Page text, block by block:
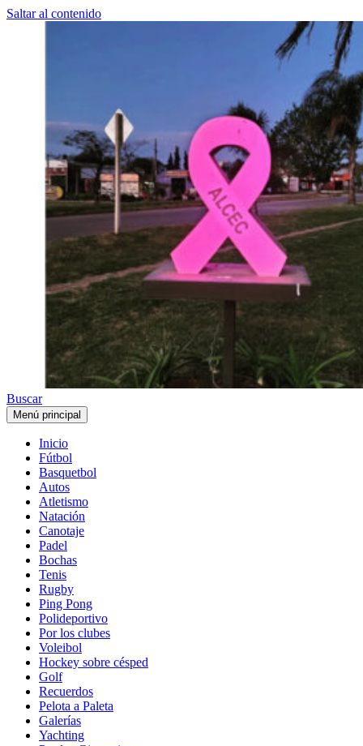
Saltar al contenido
Buscar
Menú principal
Inicio
Fútbol
Basquetbol
Autos
Atletismo
Natación
Canotaje
Padel
Bochas
Tenis
Rugby
Ping Pong
Polideportivo
Por los clubes
Voleibol
Hockey sobre césped
Golf
Recuerdos
Pelota a Paleta
Galerías
Yachting